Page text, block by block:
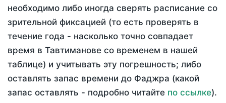
необходимо либо иногда сверять расписание со
зрительной фиксацией (то есть проверять в
течение года - насколько точно совпадает
время в Тавтиманове со временем в нашей
таблице) и учитывать эту погрешность; либо
оставлять запас времени до Фаджра (какой
запас оставлять - подробно читайте по ссылке).